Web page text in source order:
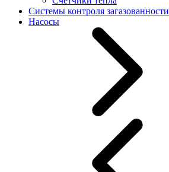
Системы контроля загазованности
Насосы